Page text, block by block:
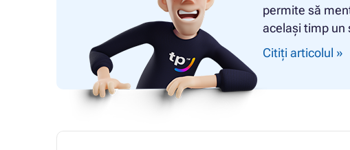
permite să
același timp un
Citiți articolul »